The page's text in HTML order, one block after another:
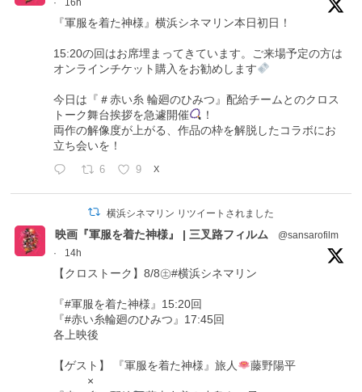
『軍服を着た神様』横浜シネマリン本日初日！
15:20の回はお席埋まってきています。ご来場予定の方は
オンラインチケット購入をお勧めします
今日は『＃赤い糸 輪廻のひみつ』配給チームとのクロス
トーク舞台挨拶を急遽開催
！
両作の解像度が上がる、作品の枠を解脱したコラボにお
立ち会いを！
6 9 X
横浜シネマリン リツイートされました
映画『軍服を着た神様』 | 三叉路フィルム
@sansarofilm
·
14h
【クロストーク】8/8㊏#横浜シネマリン
『#軍服を着た神様』15:20回
『#赤い糸輪廻のひみつ』17:45回
各上映後
【ゲスト】 『軍服を着た神様』旅人
藤野陽平
×